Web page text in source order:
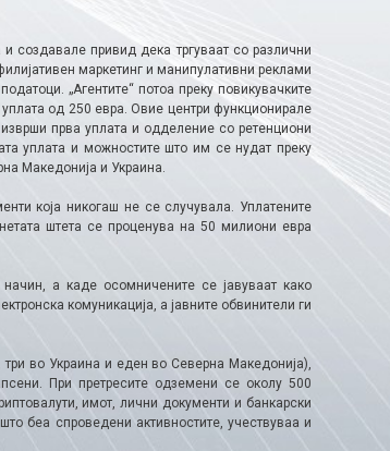
создавале привид дека тргуваат со различни
маркетинг и манипулативни реклами
„Агентите“ потоа преку повикувачките
од 250 евра. Овие центри функционирале
прва уплата и одделение со ретенциони
уплата и можностите што им се нудат преку
Македонија и Украина.
која никогаш не се случувала. Уплатените
штета се проценува на 50 милиони евра
а каде осомничените се јавуваат како
комуникација, а јавните обвинители ги
три во Украина и еден во Северна Македонија),
При претресите одземени се околу 500
имот, лични документи и банкарски
беа спроведени активностите, учествуваа и